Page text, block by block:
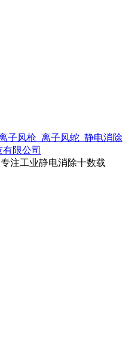
专注工业静电消除十数载